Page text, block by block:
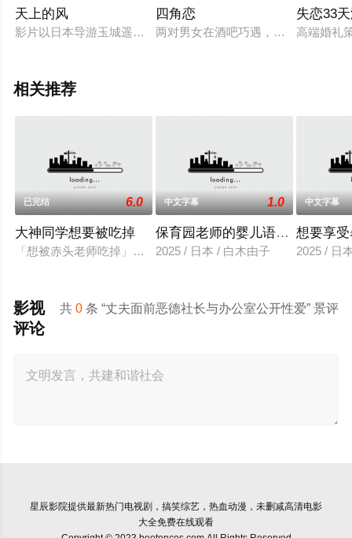
天上的风
影片以日本导游玉城遥的身世之谜为主线，讲述了玉城遥从日
四角恋
两对男女在酒吧巧遇，正当男人们热
失恋33
高端婚礼
相关推荐
已完结 6.0
大神同学想要被吃掉
「想被赤头老师吃掉」被大街小巷中传闻的「抢夺短裙大叔」
中文字幕 1.0
保育园老师的婴儿语让人超兴奋
2025 / 日本 / 白木由子
中文字幕
想要享
2025 / 日
共0 条 “丈夫面前恶德社长与办公室公开性爱” 景评
影视
评论
星辰影院提供最新热门电视剧，搞笑综艺，热血动漫，未删减高清电影
大全免费在线观看